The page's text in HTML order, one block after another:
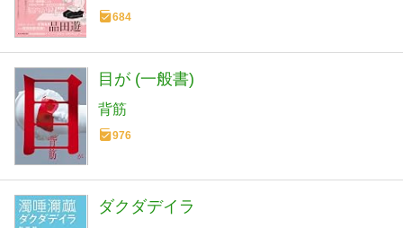
684
目が (一般書)
背筋
976
ダクダデイラ